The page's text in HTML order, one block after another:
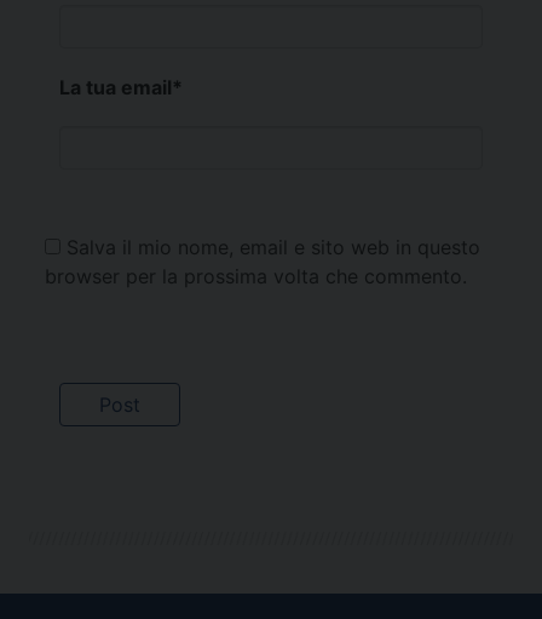
La tua email*
Salva il mio nome, email e sito web in questo
browser per la prossima volta che commento.